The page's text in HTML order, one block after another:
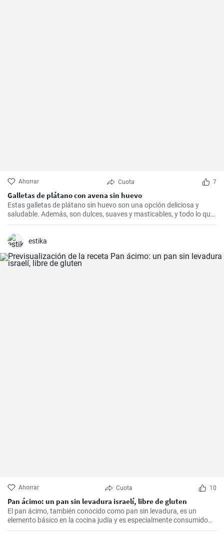
Ahorrar Cuota 7
Galletas de plátano con avena sin huevo
Estas galletas de plátano sin huevo son una opción deliciosa y
saludable. Además, son dulces, suaves y masticables, y todo lo que
necesitas es un plátano, avena y un toque de edulcorante.
estika
Ahorrar Cuota 10
Pan ácimo: un pan sin levadura israelí, libre de gluten
El pan ácimo, también conocido como pan sin levadura, es un
elemento básico en la cocina judía y es especialmente consumido
durante Pesaj. En esta receta, te mostraré cómo hacer tu propio